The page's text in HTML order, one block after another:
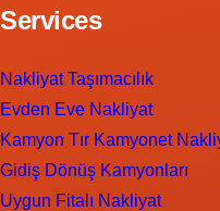
Services
Nakliyat Taşımacılık
Evden Eve Nakliyat
Kamyon Tır Kamyonet
Gidiş Dönüş Kamyonları
Uygun Fitalı Nakliyat